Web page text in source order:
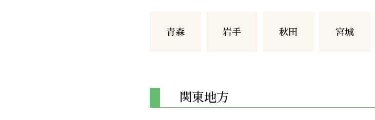
青森 岩手 秋田 宮城
関東地方